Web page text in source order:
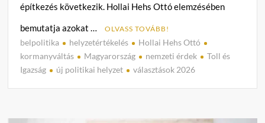
építkezés következik. Hollai Hehs Ottó elemzésében
bemutatja azokat …
OLVASS TOVÁBB!
belpolitika helyzetértékelés
Hollai Hehs Ottó
kormanyváltás
Magyarország nemzeti érdek
Toll és
Igazság
új politikai helyzet választások 2026
n